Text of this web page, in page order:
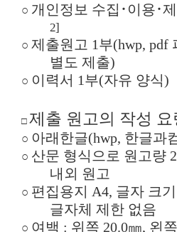
○ 개인정보 수집 ･ 이용･
2]
○ 제출원고 1부(hwp, pdf
별도 제출)
○ 이력서 1부(자유 양식)
□ 제출 원고의 작성 요
○ 아래한글(hwp, 한글과
○ 산문 형식으로 원고량
내외 원고
○ 편집용지 A4, 글자 크기
글자체 제한 없음
○ 여백 : 위쪽 20.0㎜, 왼쪽